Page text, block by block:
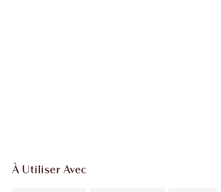
À Utiliser Avec